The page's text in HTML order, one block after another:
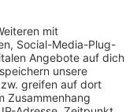
Consent